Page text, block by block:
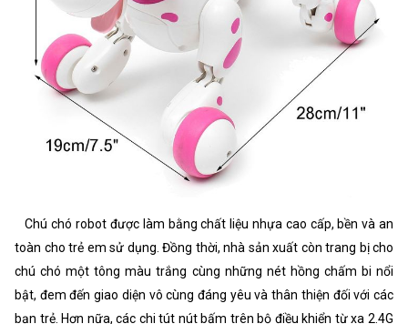
Chú chó robot được làm bằng chất liệu nhựa cao cấp, bền và an
toàn cho trẻ em sử dụng. Đồng thời, nhà sản xuất còn trang bị cho
chú chó một tông màu trắng cùng những nét hồng chấm bi nổi
bật, đem đến giao diện vô cùng đáng yêu và thân thiện đối với các
bạn trẻ. Hơn nữa, các chi tút nút bấm trên bộ điều khiển từ xa 2.4G